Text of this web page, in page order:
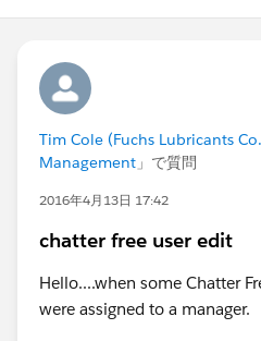
Tim Cole (Fuchs Lubricants
Management 」で質問
2016年4月13日 17:42
chatter free user edit
Hello....when some Chatter
were assigned to a manager.